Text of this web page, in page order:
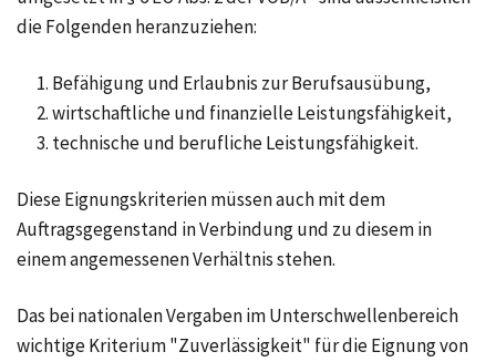
die Folgenden heranzuziehen:
Befähigung und Erlaubnis zur Berufsausübung,
wirtschaftliche und finanzielle Leistungsfähigkeit,
technische und berufliche Leistungsfähigkeit.
Diese Eignungskriterien müssen auch mit dem
Auftragsgegenstand in Verbindung und zu diesem in
einem angemessenen Verhältnis stehen.
Das bei nationalen Vergaben im Unterschwellenbereich
wichtige Kriterium "Zuverlässigkeit" für die Eignung von